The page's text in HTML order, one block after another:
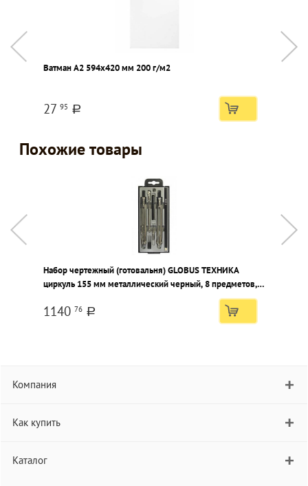
Ватман А2 594х420 мм 200 г/м2
27 95 a
Похожие товары
Набор чертежный (готовальня) GLOBUS ТЕХНИКА
циркуль 155 мм металлический черный, 8 предметов, в
1140 76 a
Компания
Как купить
Каталог